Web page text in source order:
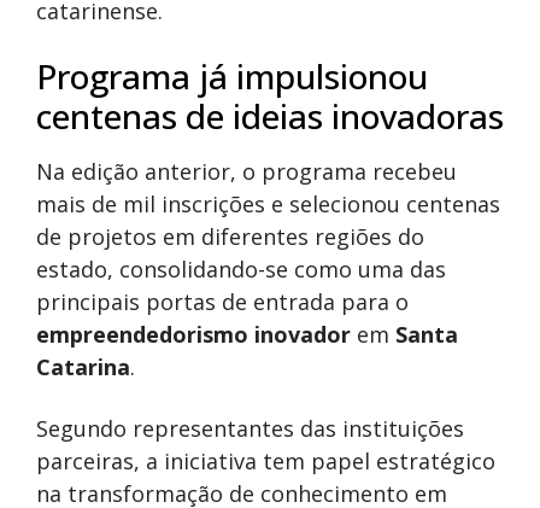
catarinense.
Programa já impulsionou
centenas de ideias inovadoras
Na edição anterior, o programa recebeu
mais de mil inscrições e selecionou centenas
de projetos em diferentes regiões do
estado, consolidando-se como uma das
principais portas de entrada para o
empreendedorismo inovador em Santa
Catarina.
Segundo representantes das instituições
parceiras, a iniciativa tem papel estratégico
na transformação de conhecimento em